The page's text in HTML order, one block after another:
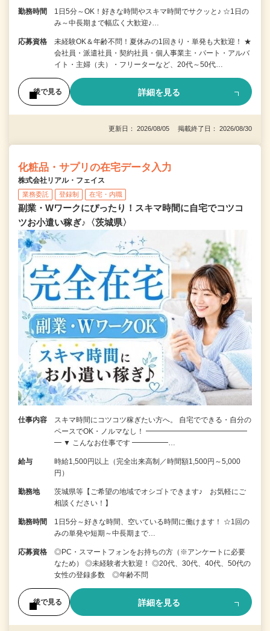
勤務時間
1日5分～OK！好きな時間やスキマ時間でサクッと♪ ☆1日の
み～中長期まで幅広く大歓迎♪…
応募資格
未経験OK＆年齢不問！夏休みの1回きり・単発も大歓迎！ ★
会社員・派遣社員・契約社員・個人事業主・パート・アルバ
イト・主婦（夫）・フリーターなど、20代～50代…
後で見る 詳細を見る
更新日： 2026/08/05 掲載終了日： 2026/08/30
化粧品・サプリの在宅データ入力
株式会社リアル・フェイス
業務委託 登録制 在宅・内職
副業・Wワークにぴったり！スキマ時間に自宅でコツコ
ツお小遣い稼ぎ♪〈茨城県〉
仕事内容
スキマ時間にコツコツ稼ぎたい方へ。 自宅でできる・自分の
ペースでOK・ノルマなし！ ━━━━━━━━━━━━━━
━ ▼ こんなお仕事です ━━━━━…
給与
時給1,500円以上（完全出来高制／時間額1,500円～5,000
円）
勤務地
茨城県等【ご希望の地域でオシゴトできます♪ お気軽にご
相談ください！】
勤務時間
1日5分～好きな時間、空いている時間に働けます！ ☆1回の
みの単発や短期～中長期まで…
応募資格
◎PC・スマートフォンをお持ちの方（※アンケートに必要
なため） ◎未経験者大歓迎！ ◎20代、30代、40代、50代の
女性の登録多数 ◎年齢不問
後で見る 詳細を見る